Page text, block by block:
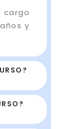
cargo
y